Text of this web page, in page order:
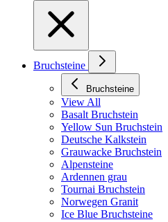
Bruchsteine
Bruchsteine
View All
Basalt Bruchstein
Yellow Sun Bruchstein
Deutsche Kalkstein
Grauwacke Bruchstein
Alpensteine
Ardennen grau
Tournai Bruchstein
Norwegen Granit
Ice Blue Bruchsteine